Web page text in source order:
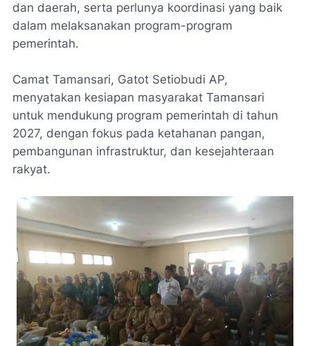
dan daerah, serta perlunya koordinasi yang baik
dalam melaksanakan program-program
pemerintah.
Camat Tamansari, Gatot Setiobudi AP,
menyatakan kesiapan masyarakat Tamansari
untuk mendukung program pemerintah di tahun
2027, dengan fokus pada ketahanan pangan,
pembangunan infrastruktur, dan kesejahteraan
rakyat.